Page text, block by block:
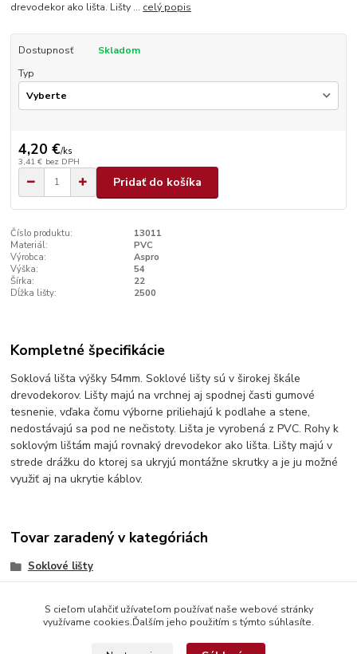
drevodekor ako lišta. Lišty ... celý popis
Dostupnosť
Skladom
Typ
4,20 €/ks
3,41 € bez DPH
Pridať do košíka
Číslo produktu:
13011
Materiál:
PVC
Výrobca:
Aspro
Výška:
54
Šírka:
22
Dĺžka lišty:
2500
Kompletné špecifikácie
Soklová lišta výšky 54mm. Soklové lišty sú v širokej škále
drevodekorov. Lišty majú na vrchnej aj spodnej časti gumové
tesnenie, vďaka čomu výborne priliehajú k podlahe a stene,
nedostávajú sa pod ne nečistoty. Lišta je vyrobená z PVC. Rohy k
soklovým lištám majú rovnaký drevodekor ako lišta. Lišty majú v
strede drážku do ktorej sa ukryjú montážne skrutky a je ju možné
využiť aj na ukrytie káblov.
Tovar zaradený v kategóriách
Soklové lišty
S cieľom uľahčiť užívateľom používať naše webové stránky
využívame cookies.Ďalším jeho použitím s týmto súhlasíte.